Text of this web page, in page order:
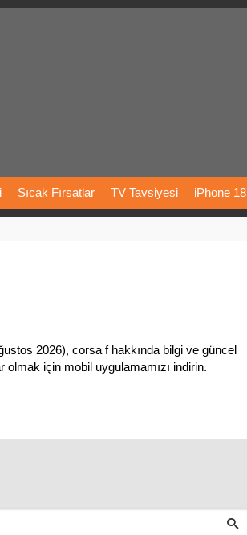
Sıcak Fırsatlar TV Tavsiyesi iPhone 18
2026), corsa f hakkında bilgi ve güncel
olmak için mobil uygulamamızı indirin.